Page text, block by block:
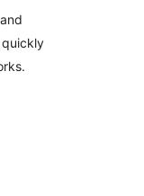
quickly